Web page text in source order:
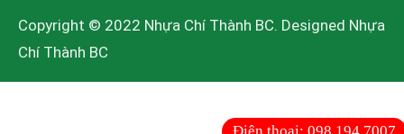
Copyright © 2022 Nhựa Chí Thành BC. Designed Nhựa
Chí Thành BC